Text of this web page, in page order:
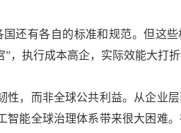
有各自的标准和规范。但这些
，执行成本高企，实际效能大打折
，而非全球公共利益。从企业
能全球治理体系带来很大困难